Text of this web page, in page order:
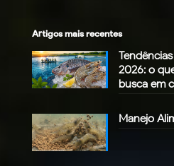
Artigos mais recentes
2026: o
busca em
Manejo